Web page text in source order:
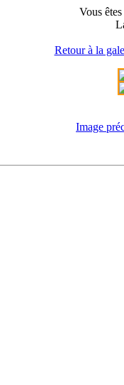
Vous
Retour à la
Image